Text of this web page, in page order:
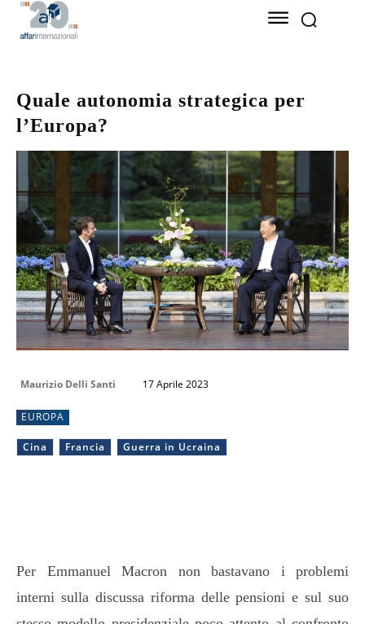
Quale autonomia strategica per
l’Europa?
Maurizio Delli Santi 17 Aprile 2023
EUROPA
Cina Francia Guerra in Ucraina
Per Emmanuel Macron non bastavano i problemi
interni sulla discussa riforma delle pensioni e sul suo